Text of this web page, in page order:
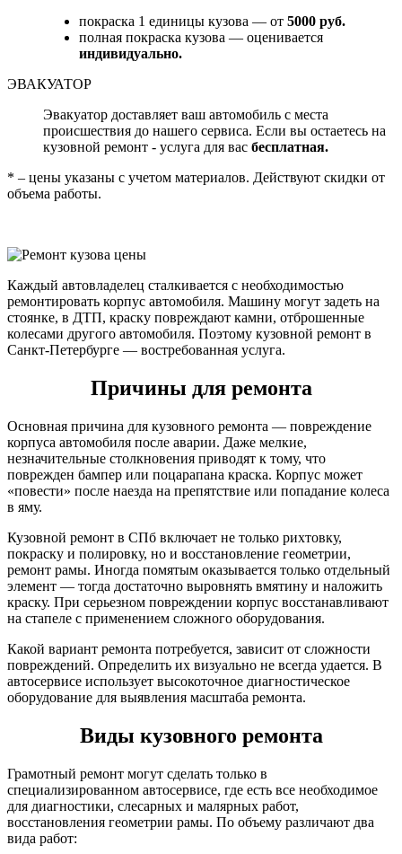
покраска 1 единицы кузова — от 5000 руб.
полная покраска кузова — оценивается
индивидуально.
ЭВАКУАТОР
Эвакуатор доставляет ваш автомобиль с места
происшествия до нашего сервиса. Если вы остаетесь на
кузовной ремонт - услуга для вас бесплатная.
* – цены указаны с учетом материалов. Действуют скидки от
объема работы.
Каждый автовладелец сталкивается с необходимостью
ремонтировать корпус автомобиля. Машину могут задеть на
стоянке, в ДТП, краску повреждают камни, отброшенные
колесами другого автомобиля. Поэтому кузовной ремонт в
Санкт-Петербурге — востребованная услуга.
Причины для ремонта
Основная причина для кузовного ремонта — повреждение
корпуса автомобиля после аварии. Даже мелкие,
незначительные столкновения приводят к тому, что
поврежден бампер или поцарапана краска. Корпус может
«повести» после наезда на препятствие или попадание колеса
в яму.
Кузовной ремонт в СПб включает не только рихтовку,
покраску и полировку, но и восстановление геометрии,
ремонт рамы. Иногда помятым оказывается только отдельный
элемент — тогда достаточно выровнять вмятину и наложить
краску. При серьезном повреждении корпус восстанавливают
на стапеле с применением сложного оборудования.
Какой вариант ремонта потребуется, зависит от сложности
повреждений. Определить их визуально не всегда удается. В
автосервисе использует высокоточное диагностическое
оборудование для выявления масштаба ремонта.
Виды кузовного ремонта
Грамотный ремонт могут сделать только в
специализированном автосервисе, где есть все необходимое
для диагностики, слесарных и малярных работ,
восстановления геометрии рамы. По объему различают два
вида работ: